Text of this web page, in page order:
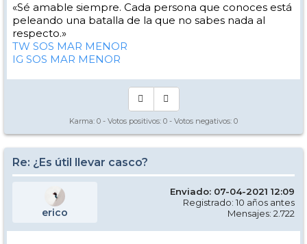
«Sé amable siempre. Cada persona que conoces está
peleando una batalla de la que no sabes nada al
respecto.»
TW SOS MAR MENOR
IG SOS MAR MENOR
Karma: 0 - Votos positivos: 0 - Votos negativos: 0
Re: ¿Es útil llevar casco?
erico
Enviado: 07-04-2021 12:09
Registrado: 10 años antes
Mensajes: 2.722